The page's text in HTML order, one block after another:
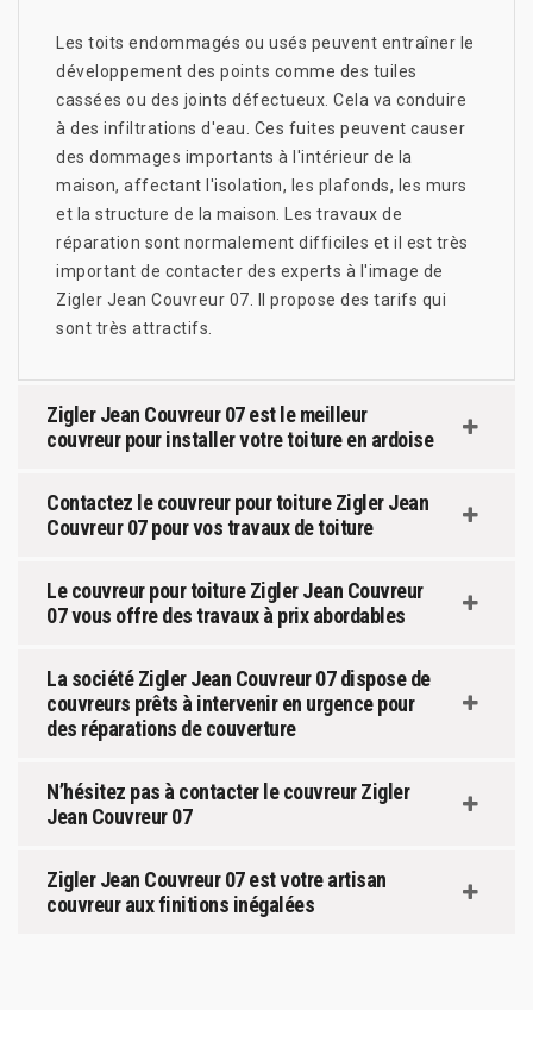
Les toits endommagés ou usés peuvent entraîner le
développement des points comme des tuiles
cassées ou des joints défectueux. Cela va conduire
à des infiltrations d'eau. Ces fuites peuvent causer
des dommages importants à l'intérieur de la
maison, affectant l'isolation, les plafonds, les murs
et la structure de la maison. Les travaux de
réparation sont normalement difficiles et il est très
important de contacter des experts à l'image de
Zigler Jean Couvreur 07. Il propose des tarifs qui
sont très attractifs.
Zigler Jean Couvreur 07 est le meilleur
couvreur pour installer votre toiture en ardoise
Contactez le couvreur pour toiture Zigler Jean
Couvreur 07 pour vos travaux de toiture
Le couvreur pour toiture Zigler Jean Couvreur
07 vous offre des travaux à prix abordables
La société Zigler Jean Couvreur 07 dispose de
couvreurs prêts à intervenir en urgence pour
des réparations de couverture
N’hésitez pas à contacter le couvreur Zigler
Jean Couvreur 07
Zigler Jean Couvreur 07 est votre artisan
couvreur aux finitions inégalées